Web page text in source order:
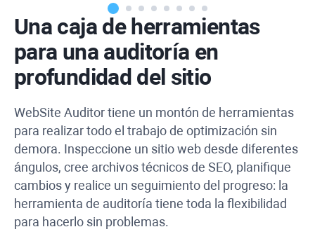
Una caja de herramientas
para una auditoría en
profundidad del sitio
WebSite Auditortiene un montón de herramientas
para realizar todo el trabajo de optimización sin
demora. Inspeccione un sitio web desde diferentes
ángulos, cree archivos técnicos de SEO, planifique
cambios y realice un seguimiento del progreso: la
herramienta de auditoría tiene toda la flexibilidad
para hacerlo sin problemas.